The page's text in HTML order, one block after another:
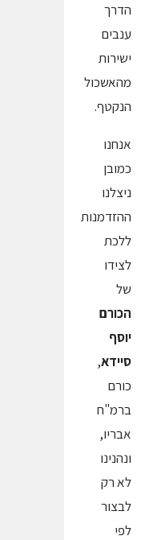
הדרך
ענבים
ישירות
מהאשכול
הנקטף.
אנחנו
כמובן
ניצלנו
ההזדמנות
ללכת
לצידו
של
הכורם
יוסף
סיידא,
כורם
ברמ"ח
אבריו,
ונהנינו
לא רק
לבצור
לפי